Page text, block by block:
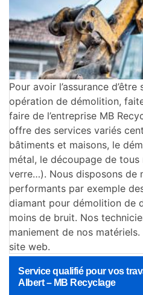
Pour avoir l’assurance
opération de démolition,
faire de l’entreprise MB
offre des services variés
bâtiments et maisons, le
métal, le découpage de tous
verre…). Nous disposons de
performants par exemple
diamant pour démolition de
moins de bruit. Nos
maniement de nos
site web.
Service qualifié pour vos
Albert – MB Recyclage